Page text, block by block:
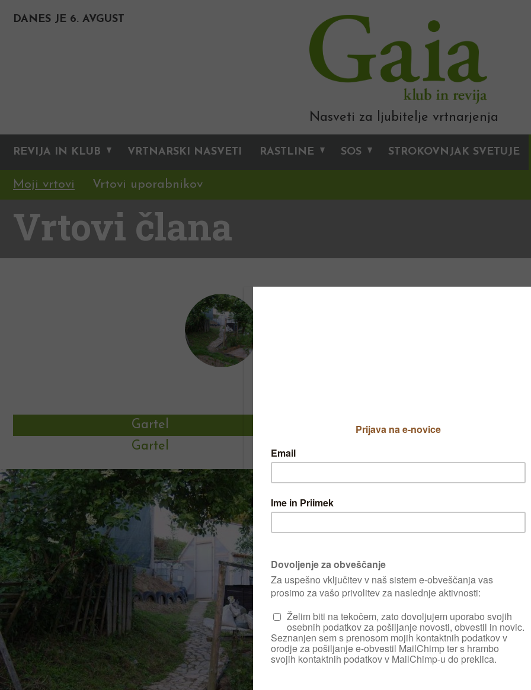
DANES JE 6. AVGUST
Nasveti za ljubitelje vrtnarjenja
REVIJA IN KLUB VRTNARSKI NASVETI RASTLINE SOS STROKOVNJAK SVETUJE
Moji vrtovi Vrtovi uporabnikov
Vrtovi člana
Gartel TIP VRTA NI IZBRAN
Gartel
Gartel
Moj kotiček miru
UPORABNIK OD18. 11. 2012